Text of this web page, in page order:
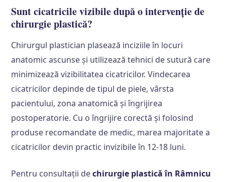
Sunt cicatricile vizibile după o intervenție de
chirurgie plastică?
Chirurgul plastician plasează inciziile în locuri
anatomic ascunse și utilizează tehnici de sutură care
minimizează vizibilitatea cicatricilor. Vindecarea
cicatricilor depinde de tipul de piele, vârsta
pacientului, zona anatomică și îngrijirea
postoperatorie. Cu o îngrijire corectă și folosind
produse recomandate de medic, marea majoritate a
cicatricilor devin practic invizibile în 12-18 luni.
Pentru consultații dechirurgie plastică în Râmnicu